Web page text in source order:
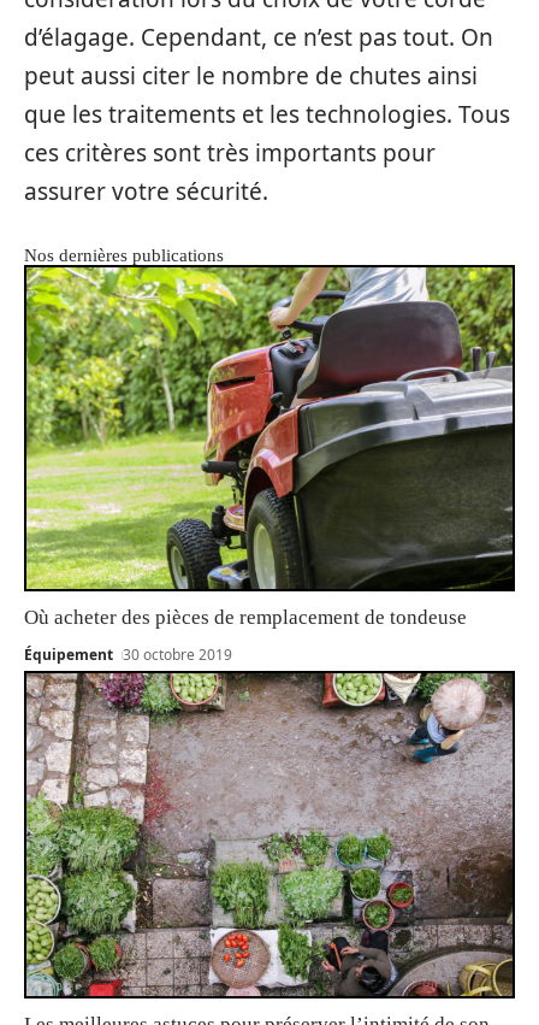
d’élagage. Cependant, ce n’est pas tout. On
peut aussi citer le nombre de chutes ainsi
que les traitements et les technologies. Tous
ces critères sont très importants pour
assurer votre sécurité.
Nos dernières publications
Où acheter des pièces de remplacement de tondeuse
Équipement 30 octobre 2019